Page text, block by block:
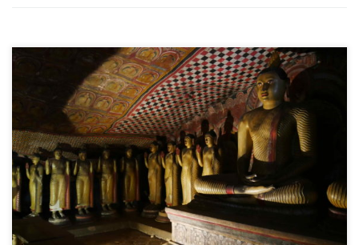
11/08/2018 – Mahaut Aujourd’hui c’était moi le guide, car en
devoir j’ai préparé un exposé sur la visite des grottes. 1 siècle
avant J.C. Il y a eu un roi qui a fait la guerre avec les armées
tamoules, il a perdu et a été chassé de son trône. Il […]